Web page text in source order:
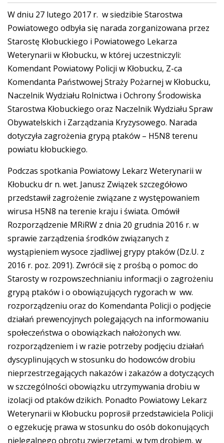
W dniu 27 lutego 2017 r. w siedzibie Starostwa
Powiatowego odbyła się narada zorganizowana przez
Starostę Kłobuckiego i Powiatowego Lekarza
Weterynarii w Kłobucku, w której uczestniczyli:
Komendant Powiatowy Policji w Kłobucku, Z-ca
Komendanta Państwowej Straży Pożarnej w Kłobucku,
Naczelnik Wydziału Rolnictwa i Ochrony Środowiska
Starostwa Kłobuckiego oraz Naczelnik Wydziału Spraw
Obywatelskich i Zarządzania Kryzysowego. Narada
dotyczyła zagrożenia grypą ptaków – H5N8 terenu
powiatu kłobuckiego.
Podczas spotkania Powiatowy Lekarz Weterynarii w
Kłobucku dr n. wet. Janusz Związek szczegółowo
przedstawił zagrożenie związane z występowaniem
wirusa H5N8 na terenie kraju i świata. Omówił
Rozporządzenie MRiRW z dnia 20 grudnia 2016 r. w
sprawie zarządzenia środków związanych z
wystąpieniem wysoce zjadliwej grypy ptaków (Dz.U. z
2016 r. poz. 2091). Zwrócił się z prośbą o pomoc: do
Starosty w rozpowszechnianiu informacji o zagrożeniu
grypą ptaków i o obowiązujących rygorach w ww.
rozporządzeniu oraz do Komendanta Policji o podjęcie
działań prewencyjnych polegających na informowaniu
społeczeństwa o obowiązkach nałożonych ww.
rozporządzeniem i w razie potrzeby podjęciu działań
dyscyplinujących w stosunku do hodowców drobiu
nieprzestrzegających nakazów i zakazów a dotyczących
w szczególności obowiązku utrzymywania drobiu w
izolacji od ptaków dzikich. Ponadto Powiatowy Lekarz
Weterynarii w Kłobucku poprosił przedstawiciela Policji
o egzekucję prawa w stosunku do osób dokonujących
nielegalnego obrotu zwierzętami, w tym drobiem, w